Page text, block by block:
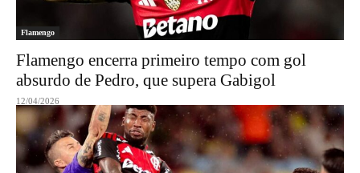
Flamengo
Flamengo encerra primeiro tempo com gol
absurdo de Pedro, que supera Gabigol
12/04/2026